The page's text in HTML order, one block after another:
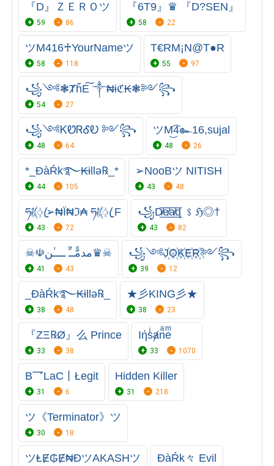
『D』ＺＥＲＯツ
59 86
『6T9』♛ 『D?SEN』
58 22
ツM416♰YourNameツ
58 118
T€RM¡N@T●R
55 97
꧁༺❃ȾȟE͠ ༒₦ɨℭ₭❃༻꧂
54 27
꧁༺ᏦᏬᏒᎴᎧ ༻꧂
48 64
ツM͜͡4๛16,sujal
48 26
*_ĐàŔk࿐₭ɨllǝ℞_*
44 105
➢NooBツ NITISH
43 48
ཧᜰ꙰ꦿ➢₦Ї₦ℑ₳ ཧᜰ꙰ꦿ F
43 72
꧁D̸͟͞e̸͟͞a̸͟͞ɖ ﹩ℌ◎†
43 82
☠︎☫مدمًّــًٓ ــــٰن♛☠︎
41 43
꧁༺J꙰O꙰K꙰E꙰R꙰༻꧂
39 12
_ĐàŔk࿐₭ɨllǝ℞_
38 48
★彡KING彡★
38 23
『ZΞ℞Ø』么 Prince
33 38
Iήsͥⱥnͣeͫ
33 1070
B乛LaC丨Łegit
31 6
Hidden Killer
31 218
ツ《Terminator》ツ
30 18
ツⱠɆ₲Ɇ₦ĐツAKASHツ ĐàŔk々 Evil